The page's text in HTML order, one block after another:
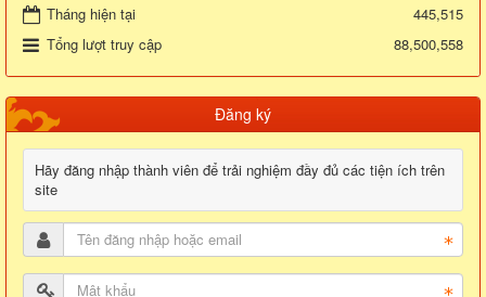
Tháng hiện tại
445,515
Tổng lượt truy cập
88,500,558
Đăng ký
Hãy đăng nhập thành viên để trải nghiệm đầy đủ các tiện ích trên
site